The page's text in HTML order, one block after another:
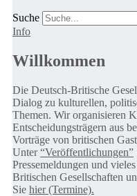
Suche
Info
Willkommen
Die Deutsch-Britische
Dialog zu kulturellen,
Themen. Wir organisieren
Entscheidungsträgern aus
Vorträge von britischen
Unter“Veröffentlichungen”
Pressemeldungen und
Britischen Gesellschaften
Sie hier (Termine).